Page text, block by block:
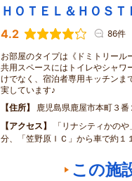
ＨＯＴＥＬ＆ＨＯＳ
4.2 86件
お部屋のタイプは《ドミトリール
共用スペースにはトイレやシャワ
けでなく、宿泊者専用キッチンま
実しています♪
住所
鹿児島県鹿屋市本町３
アクセス
「リナシティかの
分、「笠野原ＩＣ」から車で約１
この施